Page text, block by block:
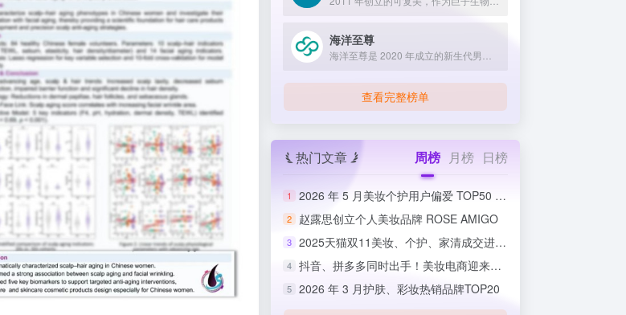
海洋至尊
查看完整榜单
热门文章 周榜 月榜 日榜
1 2026 年 5 月美妆个护用户偏爱 TOP50 榜单出炉
2 赵露思创立个人美妆品牌 ROSE AMIGO
3 2025天猫双11美妆、个护、家清成交进度排行榜
4 抖音、拼多多同时出手！美妆电商迎来史上最严整治
5 2026 年 3 月护肤、彩妆热销品牌TOP20